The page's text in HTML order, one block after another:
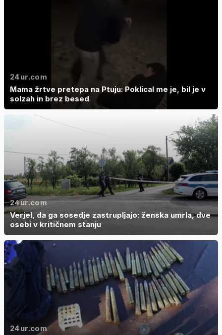
24ur.com
Mama žrtve pretepa na Ptuju: Poklical me je, bil je v
solzah in brez besed
24ur.com
Verjel, da ga sosedje zastrupljajo: ženska umrla, dve
osebi v kritičnem stanju
24ur.com